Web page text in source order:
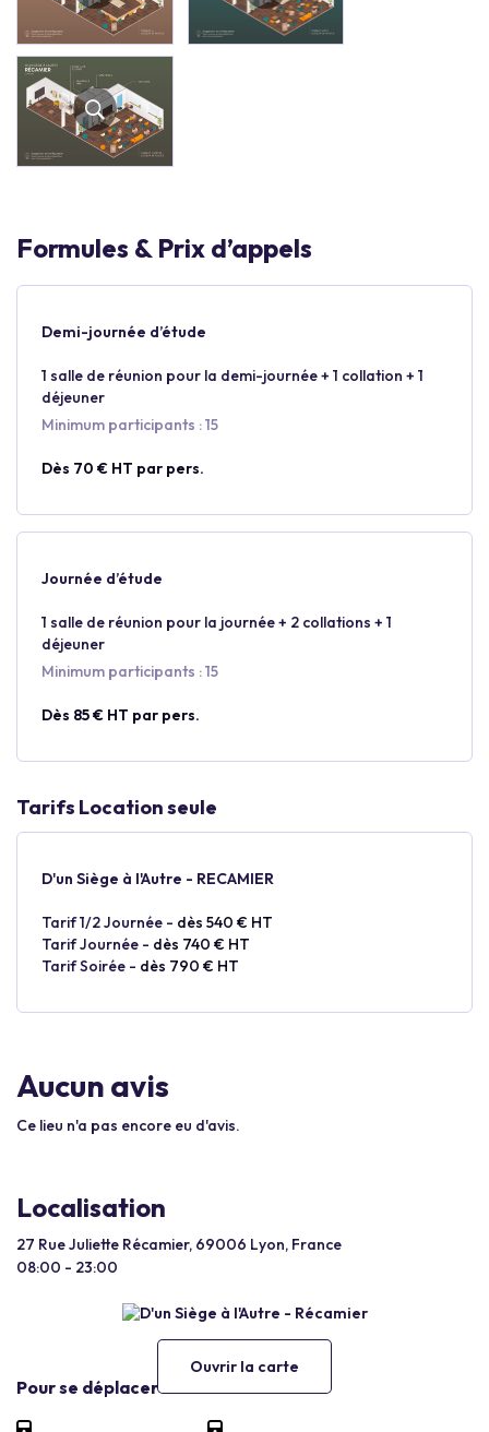
Formules & Prix d’appels
Demi-journée d’étude
1 salle de réunion pour la demi-journée + 1 collation + 1
déjeuner
Minimum participants : 15
Dès 70 € HT par pers.
Journée d’étude
1 salle de réunion pour la journée + 2 collations + 1
déjeuner
Minimum participants : 15
Dès 85 € HT par pers.
Tarifs Location seule
D'un Siège à l'Autre - RECAMIER
Tarif 1/2 Journée - dès 540 € HT
Tarif Journée - dès 740 € HT
Tarif Soirée - dès 790 € HT
Aucun avis
Ce lieu n'a pas encore eu d'avis.
Localisation
27 Rue Juliette Récamier, 69006 Lyon, France
08:00 - 23:00
Ouvrir la carte
Pour se déplacer